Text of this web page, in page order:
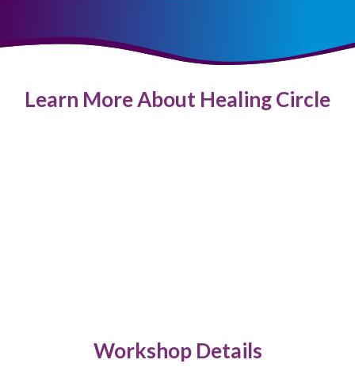
Learn More About Healing Circle
Workshop Details